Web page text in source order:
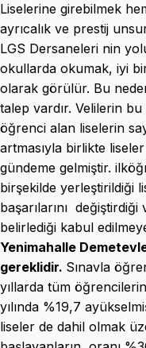
Liselerine girebilmek
ayrıcalık ve prestij
LGS Dersaneleri nin
okullarda okumak, iyi
olarak görülür. Bu
talep vardır. Velilerin bu
öğrenci alan liselerin
artmasıyla birlikte
gündeme gelmiştir.
birşekilde yerleştirildiği
başarılarını
belirlediği kabul
Yenimahalle
gereklidir. Sınavla
yıllarda tüm
yılında %19,7
liseler de dahil olmak